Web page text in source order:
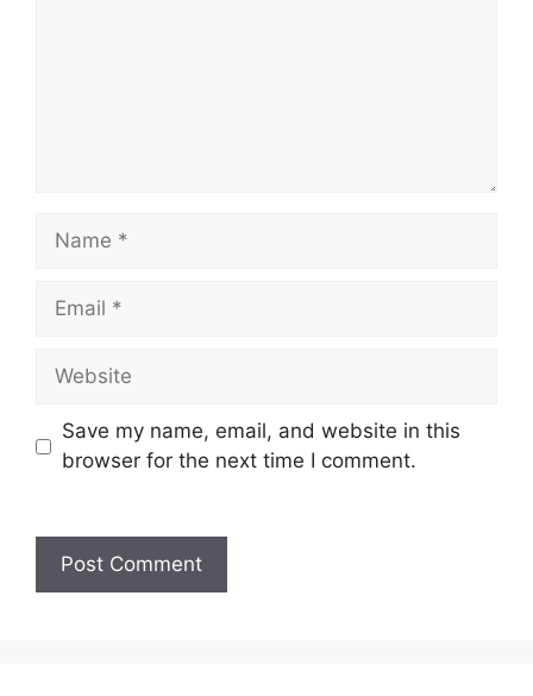
Name
Email
Website
Save my name, email, and website in this
browser for the next time I comment.